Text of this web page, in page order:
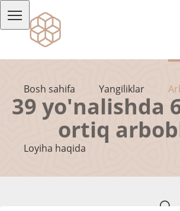
Bosh sahifa Yangiliklar
Loyiha haqida
39 yo'nalishda
ortiq